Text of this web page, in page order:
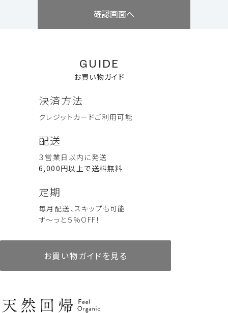
GUIDE
お買い物ガイド
決済方法
クレジットカードご利用可能
配送
３営業日以内に発送
6,000円以上で送料無料
定期
毎月配送、スキップも可能
ず～っと５％OFF！
お買い物ガイドを見る